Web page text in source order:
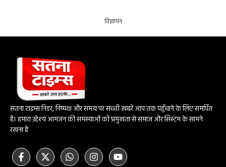
विज्ञापन
सतना टाइम्स निडर, निष्पक्ष और समय पर सच्ची खबरें आप तक पहुँचाने के लिए समर्पित
है। हमारा उद्देश्य आमजन की समस्याओं को प्रमुखता से समाज और सिस्टम के सामने
रखना है